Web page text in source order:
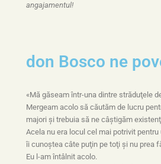
angajamentul!
don Bosco ne
«Mă găseam într-una dintre străduţele
Mergeam acolo să căutăm de lucru
majori şi trebuia să ne câştigăm
Acela nu era locul cel mai potrivit pentru
îi cunoştea câte puţin pe toţi şi nu prea
Eu l-am întâlnit acolo.